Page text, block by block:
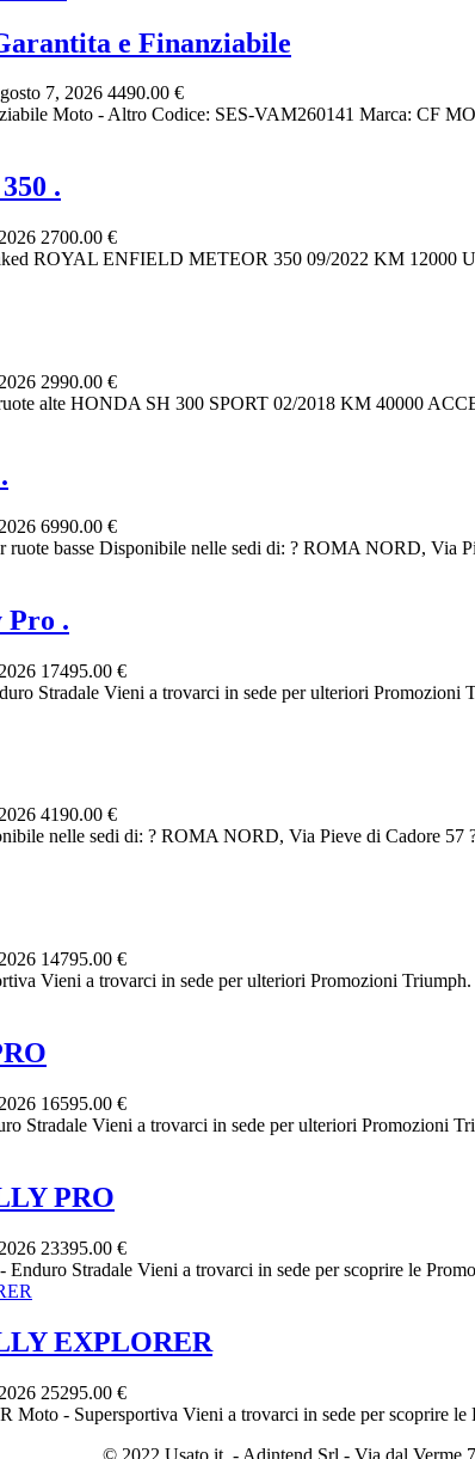
e Finanziabile
7, 2026 4490.00 €
Moto - Altro Codice: SES-VAM260141 Marca: CF
.
2700.00 €
ROYAL ENFIELD METEOR 350 09/2022 KM 12000
2990.00 €
alte HONDA SH 300 SPORT 02/2018 KM 40000
6990.00 €
basse Disponibile nelle sedi di: ? ROMA NORD, Via
Pro .
17495.00 €
Stradale Vieni a trovarci in sede per ulteriori Promozioni
4190.00 €
nelle sedi di: ? ROMA NORD, Via Pieve di Cadore
14795.00 €
Vieni a trovarci in sede per ulteriori Promozioni
16595.00 €
Stradale Vieni a trovarci in sede per ulteriori
PRO
23395.00 €
Stradale Vieni a trovarci in sede per scoprire le
EXPLORER
25295.00 €
- Supersportiva Vieni a trovarci in sede per scoprire le
© 2022 Usato it. - Adintend Srl - Via dal Verme